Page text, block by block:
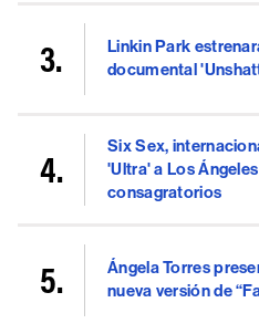
Linkin Park
documental
Six Sex,
'Ultra' a Los
consagratorios
Ángela Torres
nueva versión de